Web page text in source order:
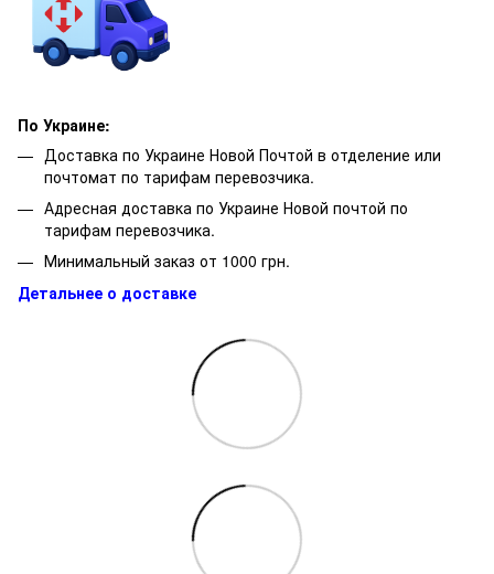
По Украине:
Доставка по Украине Новой Почтой в отделение или
почтомат по тарифам перевозчика.
Адресная доставка по Украине Новой почтой по
тарифам перевозчика.
Минимальный заказ от 1000 грн.
Детальнее о доставке